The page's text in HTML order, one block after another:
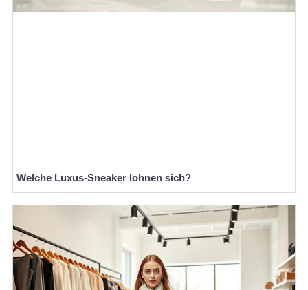
Welche Luxus-Sneaker lohnen sich?